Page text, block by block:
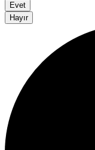
Evet
Hayır